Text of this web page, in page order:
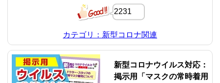
2231
カテゴリ：新型コロナ関連
新型コロナウイルス対応：
掲示用「マスクの常時着用